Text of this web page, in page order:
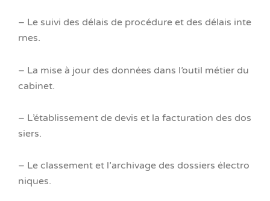
– Le suivi des délais de procédure et des délais inte
rnes.
– La mise à jour des données dans l’outil métier du
cabinet.
– L’établissement de devis et la facturation des dos
siers.
– Le classement et l’archivage des dossiers électro
niques.